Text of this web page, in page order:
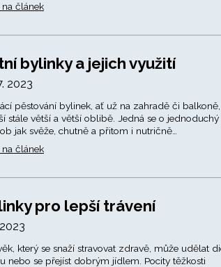
na článek
bylinky a jejich využití
2023
pěstování bylinek, ať už na zahradě či balkoně,
stále větší a větší oblibě. Jedná se o jednoduchý
jak svěže, chutně a přitom i nutričně…
na článek
pro lepší trávení
který se snaží stravovat zdravě, může udělat
nebo se přejíst dobrým jídlem. Pocity těžkosti